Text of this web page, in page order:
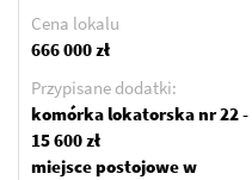
Cena lokalu
666 000 zł
Przypisane dodatki:
komórka lokatorska nr 22 -
15 600 zł
miejsce postojowe w